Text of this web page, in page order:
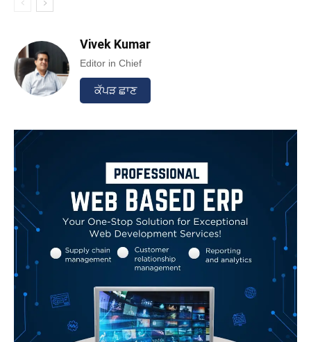
Vivek Kumar
Editor in Chief
ਕੱਪੜ ਛਾਣ